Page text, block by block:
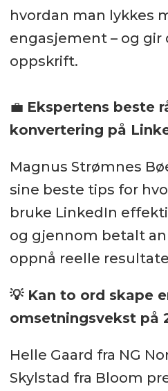
hvordan man lykkes
engasjement – og
oppskrift.
💼 Ekspertens beste
konvertering på
Magnus Strømnes
sine beste tips for
bruke LinkedIn
og gjennom betalt
oppnå reelle
💡 Kan to ord skape
omsetningsvekst på
Helle Gaard fra NG
Skylstad fra Bloom